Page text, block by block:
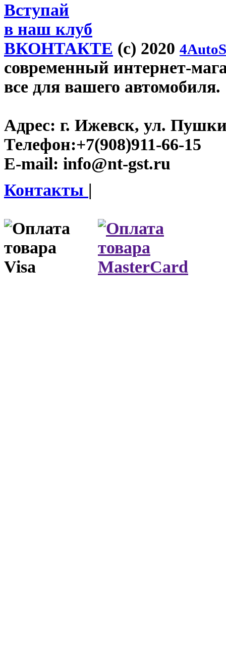
Вступай
в наш клуб
ВКОНТАКТЕ (c) 2020
современный интернет-
все для вашего автомобиля.
Адрес: г. Ижевск, ул.
Телефон:+7(908)911-66-15
E-mail: info@nt-gst.ru
Контакты |